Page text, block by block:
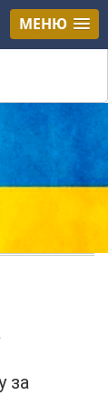
МЕНЮ
за